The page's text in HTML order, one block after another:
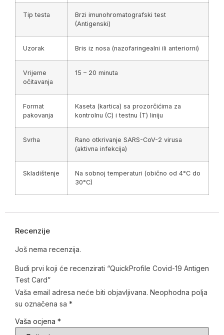
Tip testa
Brzi imunohromatografski test
(Antigenski)
Uzorak Bris iz nosa (nazofaringealni ili anteriorni)
Vrijeme
očitavanja
15 – 20 minuta
Format
pakovanja
Kaseta (kartica) sa prozorčićima za
kontrolnu (C) i testnu (T) liniju
Svrha
Rano otkrivanje SARS-CoV-2 virusa
(aktivna infekcija)
Skladištenje
Na sobnoj temperaturi (obično od 4°C do
30°C)
Recenzije
Još nema recenzija.
Budi prvi koji će recenzirati “QuickProfile Covid-19 Antigen
Test Card”
Vaša email adresa neće biti objavljivana. Neophodna polja
su označena sa *
Vaša ocjena *